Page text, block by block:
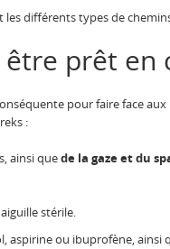
différents types de chemins
prêt en
pour faire face
:
ainsi quede la gaze et du
stérile.
aspirine ou ibuprofène,